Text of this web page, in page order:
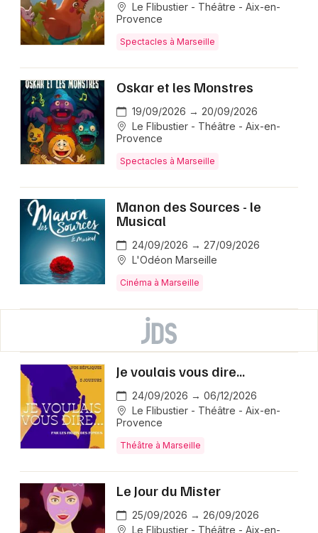
Le Flibustier - Théâtre - Aix-en-
Provence
Spectacles à Marseille
Oskar et les Monstres
19/09/2026 → 20/09/2026
Le Flibustier - Théâtre - Aix-en-
Provence
Spectacles à Marseille
Manon des Sources - le
Musical
24/09/2026 → 27/09/2026
L'Odéon Marseille
Cinéma à Marseille
Je voulais vous dire...
24/09/2026 → 06/12/2026
Le Flibustier - Théâtre - Aix-en-
Provence
Théâtre à Marseille
Le Jour du Mister
25/09/2026 → 26/09/2026
Le Flibustier - Théâtre - Aix-en-